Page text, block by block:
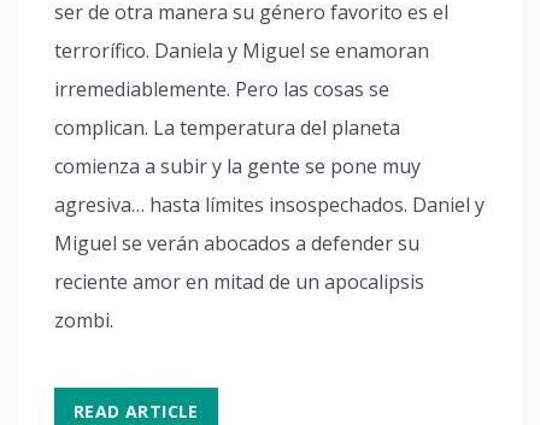
ser de otra manera su género favorito es el
terrorífico. Daniela y Miguel se enamoran
irremediablemente. Pero las cosas se
complican. La temperatura del planeta
comienza a subir y la gente se pone muy
agresiva… hasta límites insospechados. Daniel y
Miguel se verán abocados a defender su
reciente amor en mitad de un apocalipsis
zombi.
READ ARTICLE